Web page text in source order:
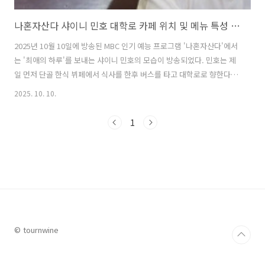
나혼자산다 샤이니 민호 대학로 카페 위치 및 메뉴 특성 총정리
2025년 10월 10일에 방송된 MBC 인기 예능 프로그램 '나혼자산다'에서
는 '최애의 하루'를 보내는 샤이니 민호의 모습이 방송되었다. 민호는 제
일 먼저 단골 한식 뷔페에서 식사를 한후 버스를 타고 대학로로 향한다.
대학로에 도착한 민호는 굽이굽이 골목길을 지나 고풍스러운 분위기의
글에서는 나혼자산다에서 샤이니 민호가 방문한 대학로의 카페와 최애
2025. 10. 10.
1
© tournwine